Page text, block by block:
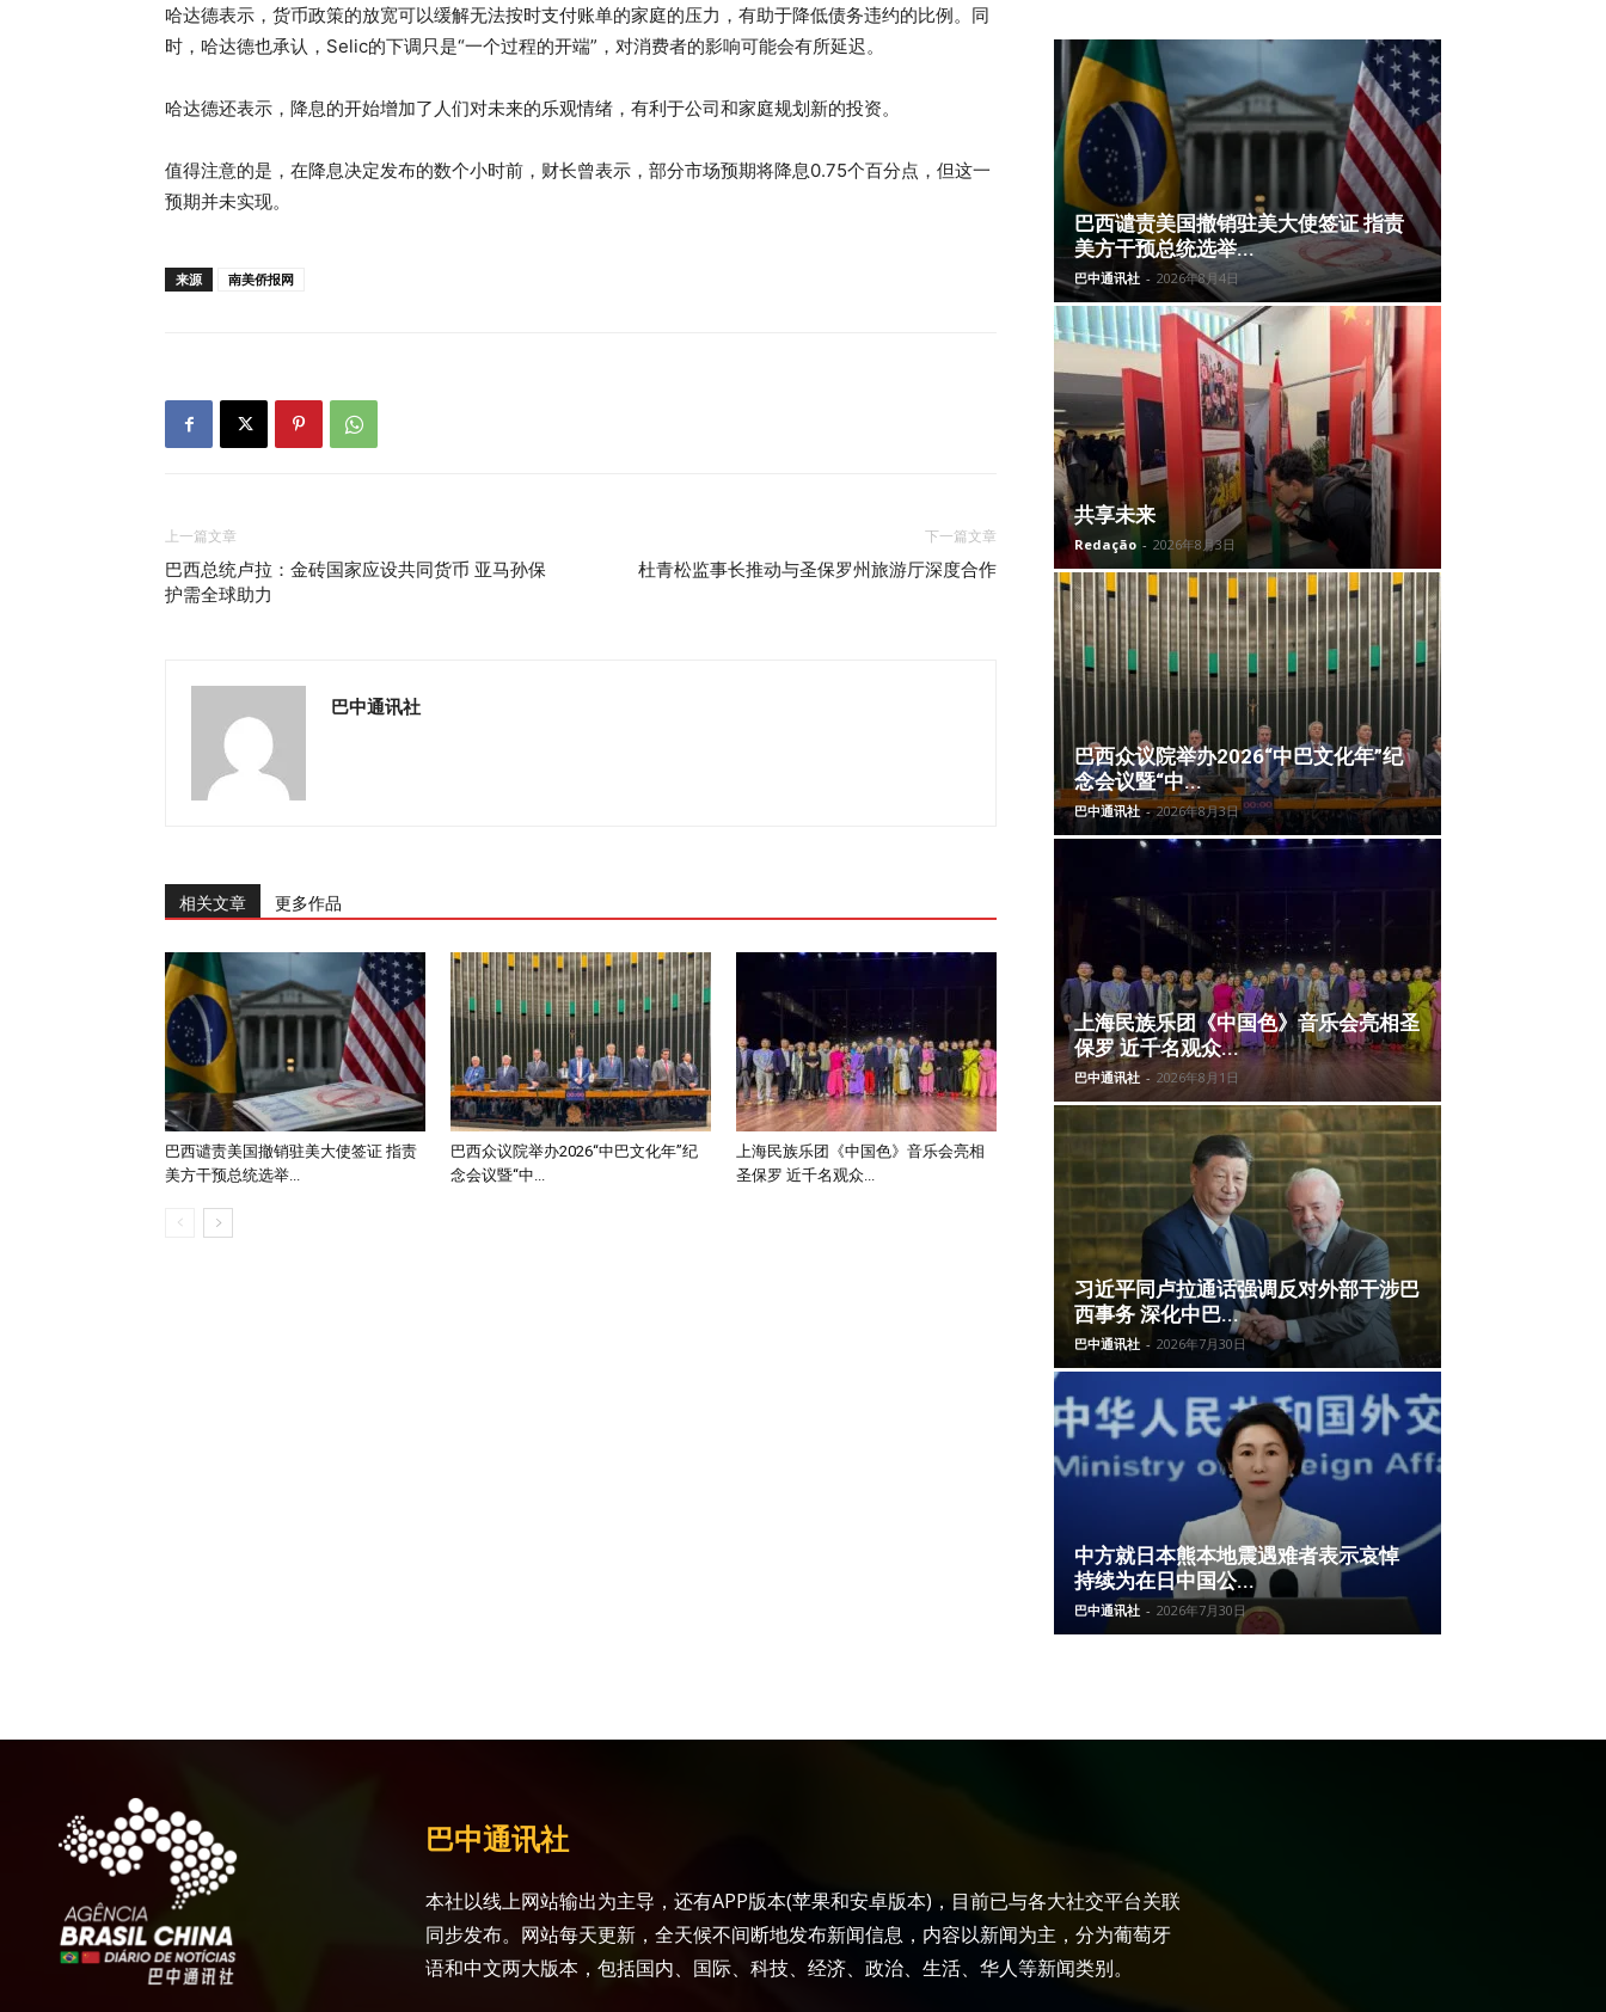
哈达德表示，货币政策的放宽可以缓解无法按时支付账单的家庭的压力，有助于降低债务违约的比例。同
时，哈达德也承认，Selic的下调只是“一个过程的开端”，对消费者的影响可能会有所延迟。
哈达德还表示，降息的开始增加了人们对未来的乐观情绪，有利于公司和家庭规划新的投资。
值得注意的是，在降息决定发布的数个小时前，财长曾表示，部分市场预期将降息0.75个百分点，但这一
预期并未实现。
来源 南美侨报网
上一篇文章
巴西总统卢拉：金砖国家应设共同货币 亚马孙保
护需全球助力
下一篇文章
杜青松监事长推动与圣保罗州旅游厅深度合作
巴中通讯社
相关文章 更多作品
巴西谴责美国撤销驻美大使签证 指责
美方干预总统选举...
巴西众议院举办2026“中巴文化年”纪
念会议暨“中...
上海民族乐团《中国色》音乐会亮相
圣保罗 近千名观众...
巴西谴责美国撤销驻美大使签证 指责
美方干预总统选举...
巴中通讯社 - 2026年8月4日
共享未来
Redação - 2026年8月3日
巴西众议院举办2026“中巴文化年”纪
念会议暨“中...
巴中通讯社 - 2026年8月3日
上海民族乐团《中国色》音乐会亮相圣
保罗 近千名观众...
巴中通讯社 - 2026年8月1日
习近平同卢拉通话强调反对外部干涉巴
西事务 深化中巴...
巴中通讯社 - 2026年7月30日
中方就日本熊本地震遇难者表示哀悼
持续为在日中国公...
巴中通讯社 - 2026年7月30日
巴中通讯社
本社以线上网站输出为主导，还有APP版本(苹果和安卓版本)，目前已与各大社交平台关联
同步发布。网站每天更新，全天候不间断地发布新闻信息，内容以新闻为主，分为葡萄牙
语和中文两大版本，包括国内、国际、科技、经济、政治、生活、华人等新闻类别。